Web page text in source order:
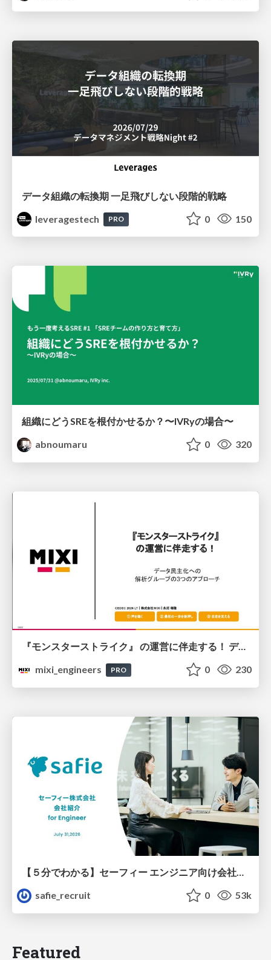
データ組織の転換期 一足飛びしない段階的戦略
leveragestech
PRO 0 150
組織にどうSREを根付かせるか？〜IVRyの場合〜
abnoumaru
0 320
『モンスターストライク』 の運営に伴走する！ データ民主化への 解析グループの3つのアプローチ
mixi_engineers
PRO 0 230
safie_recruit
0 53k
Featured